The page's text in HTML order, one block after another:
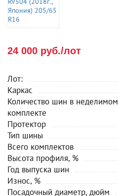
24 000 руб./лот
Лот:
Каркас
Количество шин в неделимом
комплекте
Протектор
Тип шины
Всего комплектов
Высота профиля, %
Год выпуска шин
Износ, %
Посадочный диаметр, дюйм